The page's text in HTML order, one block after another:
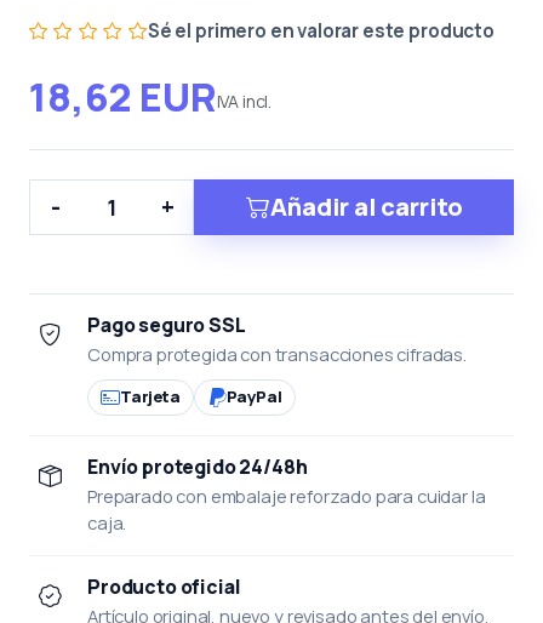
Sé el primero en valorar este producto
18,62 EURIVA incl.
- + Añadir al carrito
Pago seguro SSL
Compra protegida con transacciones cifradas.
Tarjeta PayPal
Envío protegido 24/48h
Preparado con embalaje reforzado para cuidar la
caja.
Producto oficial
Artículo original, nuevo y revisado antes del envío.